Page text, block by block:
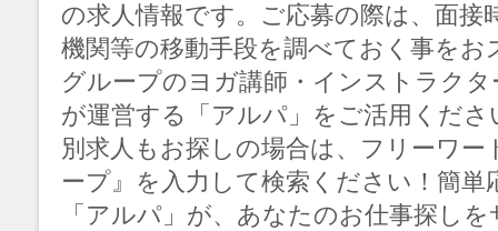
の求人情報です。ご応募の際は、面接
機関等の移動手段を調べておく事を
グループのヨガ講師・インストラク
が運営する「アルパ」をご活用くだ
別求人もお探しの場合は、フリーワ
ープ』を入力して検索ください！簡単
「アルパ」が、あなたのお仕事探し